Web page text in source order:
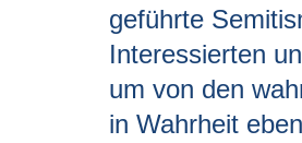
geführte
Interessierten
um von den
in Wahrheit